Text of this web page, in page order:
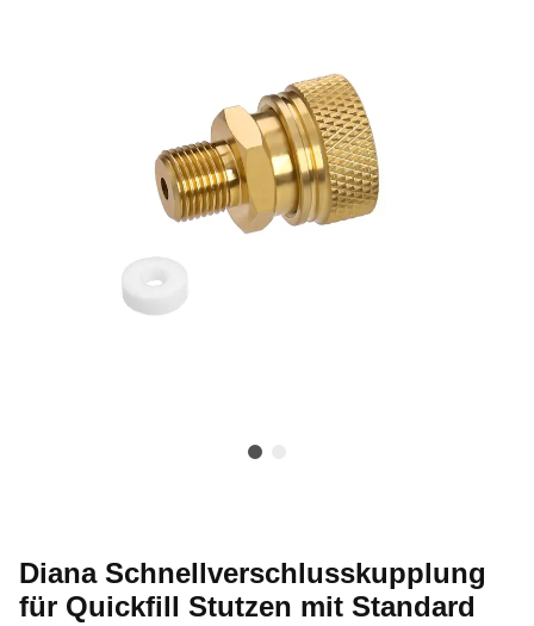
Diana Schnellverschlusskupplung
für Quickfill Stutzen mit Standard